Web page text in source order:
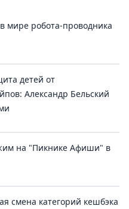
мире робота-проводника
детей от
Александр Бельский
на "Пикнике Афиши" в
смена категорий кешбэка